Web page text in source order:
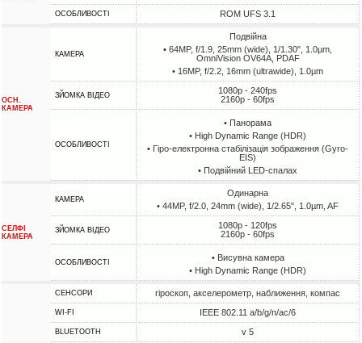
ОСОБЛИВОСТІ ROM UFS 3.1
ОСН.
КАМЕРА
КАМЕРА
Подвійна
• 64MP, f/1.9, 25mm (wide), 1/1.30", 1.0µm,
OmniVision OV64A, PDAF
• 16MP, f/2.2, 16mm (ultrawide), 1.0µm
ЗЙОМКА ВІДЕО
1080p - 240fps
2160p - 60fps
ОСОБЛИВОСТІ
• Панорама
• High Dynamic Range (HDR)
• Гіро-електронна стабілізація зображення (Gyro-
EIS)
• Подвійний LED-спалах
СЕЛФІ
КАМЕРА
КАМЕРА
Одинарна
• 44MP, f/2.0, 24mm (wide), 1/2.65", 1.0µm, AF
ЗЙОМКА ВІДЕО
1080p - 120fps
2160p - 60fps
ОСОБЛИВОСТІ
• Висувна камера
• High Dynamic Range (HDR)
СЕНСОРИ гіроскоп, акселерометр, наближення, компас
WI-FI IEEE 802.11 a/b/g/n/ac/6
BLUETOOTH v 5